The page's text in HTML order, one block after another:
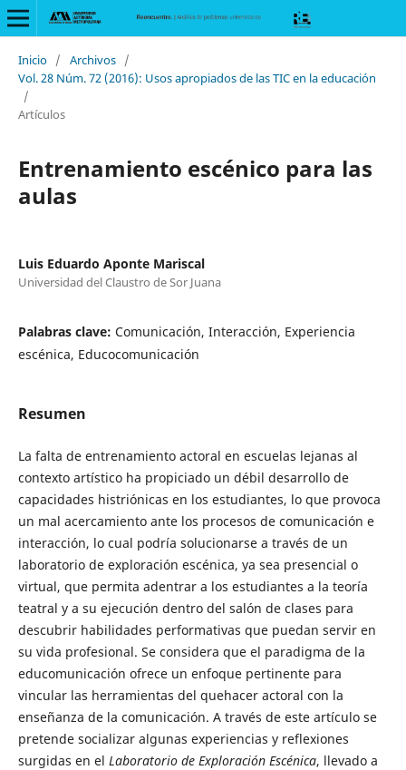
Inicio / Archivos /
Vol. 28 Núm. 72 (2016): Usos apropiados de las TIC en la educación
/
Artículos
Entrenamiento escénico para las
aulas
Luis Eduardo Aponte Mariscal
Universidad del Claustro de Sor Juana
Palabras clave: Comunicación, Interacción, Experiencia
escénica, Educocomunicación
Resumen
La falta de entrenamiento actoral en escuelas lejanas al
contexto artístico ha propiciado un débil desarrollo de
capacidades histriónicas en los estudiantes, lo que provoca
un mal acercamiento ante los procesos de comunicación e
interacción, lo cual podría solucionarse a través de un
laboratorio de exploración escénica, ya sea presencial o
virtual, que permita adentrar a los estudiantes a la teoría
teatral y a su ejecución dentro del salón de clases para
descubrir habilidades performativas que puedan servir en
su vida profesional. Se considera que el paradigma de la
educomunicación ofrece un enfoque pertinente para
vincular las herramientas del quehacer actoral con la
enseñanza de la comunicación. A través de este artículo se
pretende socializar algunas experiencias y reflexiones
surgidas en el Laboratorio de Exploración Escénica, llevado a